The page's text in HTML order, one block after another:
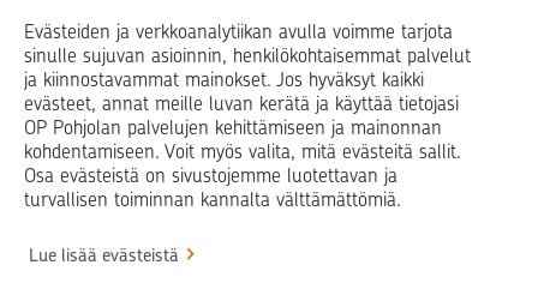
Evästeiden ja verkkoanalytiikan avulla voimme tarjota
sinulle sujuvan asioinnin, henkilökohtaisemmat palvelut
ja kiinnostavammat mainokset. Jos hyväksyt kaikki
evästeet, annat meille luvan kerätä ja käyttää tietojasi
OP Pohjolan palvelujen kehittämiseen ja mainonnan
kohdentamiseen. Voit myös valita, mitä evästeitä sallit.
Osa evästeistä on sivustojemme luotettavan ja
turvallisen toiminnan kannalta välttämättömiä.
Lue lisää evästeistä
Op.fi OP Koti Pohjola Vahinkoapu
Facebook
X LinkedInInstagram